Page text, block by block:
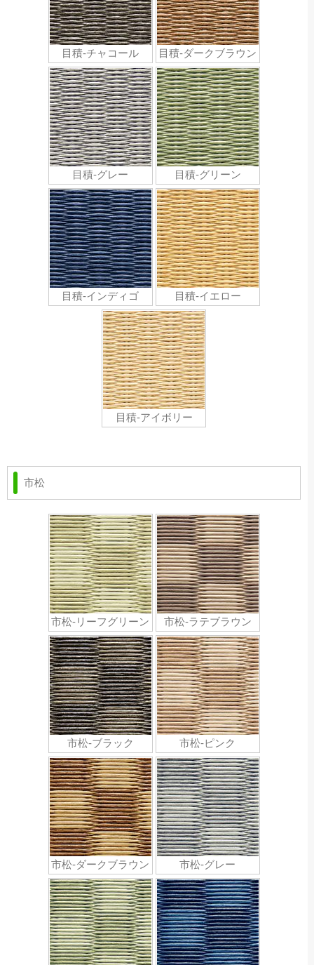
目積-チャコール 目積-ダークブラウン
目積-グレー 目積-グリーン
目積-インディゴ 目積-イエロー
目積-アイボリー
市松
市松-リーフグリーン 市松-ラテブラウン
市松-ブラック 市松-ピンク
市松-ダークブラウン 市松-グレー